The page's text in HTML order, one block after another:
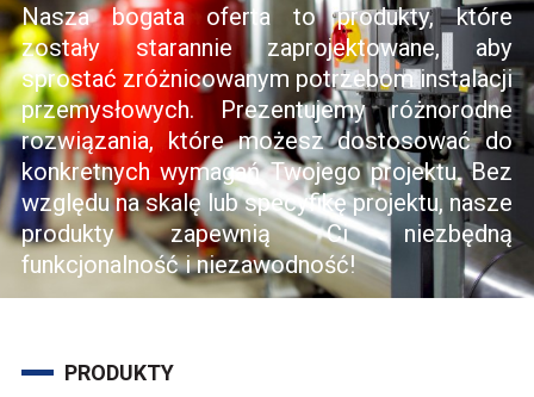
Nasza bogata oferta to produkty, które
zostały starannie zaprojektowane, aby
sprostać zróżnicowanym potrzebom instalacji
przemysłowych. Prezentujemy różnorodne
rozwiązania, które możesz dostosować do
konkretnych wymagań Twojego projektu. Bez
względu na skalę lub specyfikę projektu, nasze
produkty zapewnią Ci niezbędną
funkcjonalność i niezawodność!
PRODUKTY